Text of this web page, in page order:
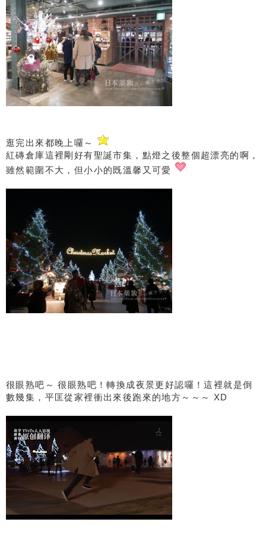
逛完出來都晚上囉～
紅磚倉庫這裡剛好有聖誕市集，點燈之後整個超漂亮的啊，
雖然範圍不大，但小小的既溫馨又可愛
很眼熟吧～ 很眼熟吧！轉換成夜景更好認囉！這裡就是倒
數幾集，平匡從家裡衝出來後跑來的地方～～～ XD